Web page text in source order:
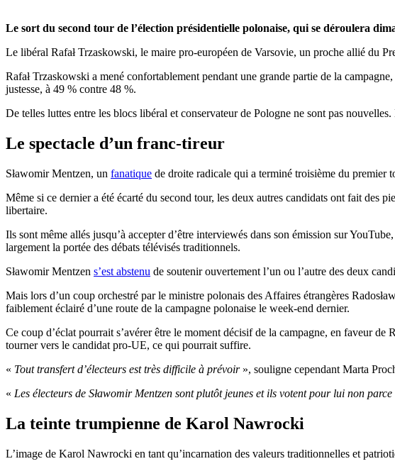
Le sort du second tour de l’élection présidentielle polonaise, qui se déroulera
Le libéral Rafał Trzaskowski, le maire pro-européen de Varsovie, un proche allié du
Rafał Trzaskowski a mené confortablement pendant une grande partie de la
justesse, à 49 % contre 48 %.
De telles luttes entre les blocs libéral et conservateur de Pologne ne sont pas
Le spectacle d’un franc-tireur
Sławomir Mentzen, un fanatique de droite radicale qui a terminé troisième du premier
Même si ce dernier a été écarté du second tour, les deux autres candidats ont fait des
libertaire.
Ils sont même allés jusqu’à accepter d’être interviewés dans son émission sur YouTube,
largement la portée des débats télévisés traditionnels.
Sławomir Mentzen s’est abstenu de soutenir ouvertement l’un ou l’autre des deux
Mais lors d’un coup orchestré par le ministre polonais des Affaires étrangères
faiblement éclairé d’une route de la campagne polonaise le week-end dernier.
Ce coup d’éclat pourrait s’avérer être le moment décisif de la campagne, en faveur
tourner vers le candidat pro-UE, ce qui pourrait suffire.
« Tout transfert d’électeurs est très difficile à prévoir», souligne cependant Marta
« Les électeurs de Sławomir Mentzen sont plutôt jeunes et ils votent pour lui non
La teinte trumpienne de Karol Nawrocki
L’image de Karol Nawrocki en tant qu’incarnation des valeurs traditionnelles et